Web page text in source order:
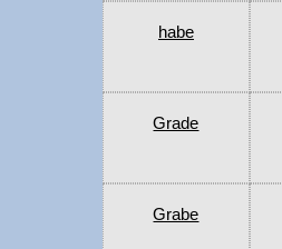
habe
Grade
Grabe